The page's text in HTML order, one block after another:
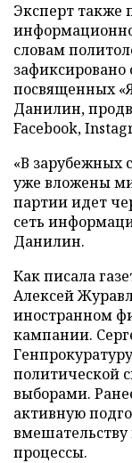
Эксперт также
словам
зафиксировано
посвященных
Данилин,
Facebook,
«В зарубежных
уже вложены
партии идет
сеть
Данилин.
Как писала
Алексей
иностранном
кампании.
политической
выборами.
активную
вмешательству
процессы.